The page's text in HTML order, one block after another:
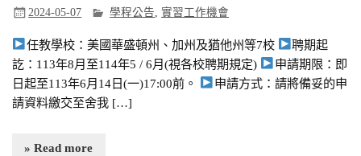
2024-05-07 學程公告 ,實習工作機會
任教學校：美國華盛頓州、加州及猶他州等7校
聘期起
訖：113年8月至114年5 / 6月(視各校聘期規定)
申請期限：即
日起至113年6月14日(一)17:00前。
申請方式：請將備妥的申
請資料繳交至舍我 […]
» Read more